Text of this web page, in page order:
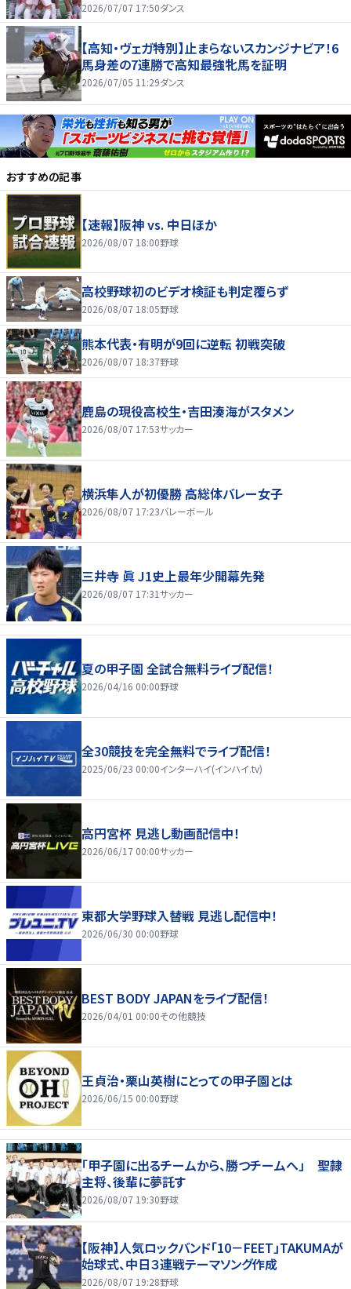
2026/07/07 17:50ダンス
【高知・ヴェガ特別】止まらないスカンジナビア！6
馬身差の7連勝で高知最強牝馬を証明
2026/07/05 11:29ダンス
おすすめの記事
【速報】阪神 vs. 中日ほか
2026/08/07 18:00野球
高校野球初のビデオ検証も判定覆らず
2026/08/07 18:05野球
熊本代表・有明が9回に逆転 初戦突破
2026/08/07 18:37野球
鹿島の現役高校生・吉田湊海がスタメン
2026/08/07 17:53サッカー
横浜隼人が初優勝 高総体バレー女子
2026/08/07 17:23バレーボール
三井寺 眞 J1史上最年少開幕先発
2026/08/07 17:31サッカー
夏の甲子園 全試合無料ライブ配信！
2026/04/16 00:00野球
全30競技を完全無料でライブ配信！
2025/06/23 00:00インターハイ(インハイ.tv)
高円宮杯 見逃し動画配信中！
2026/06/17 00:00サッカー
東都大学野球入替戦 見逃し配信中！
2026/06/30 00:00野球
BEST BODY JAPANをライブ配信！
2026/04/01 00:00その他競技
王貞治・栗山英樹にとっての甲子園とは
2026/06/15 00:00野球
「甲子園に出るチームから、勝つチームへ」 聖隷
主将、後輩に夢託す
2026/08/07 19:30野球
【阪神】人気ロックバンド「10－FEET」TAKUMAが
始球式、中日３連戦テーマソング作成
2026/08/07 19:28野球